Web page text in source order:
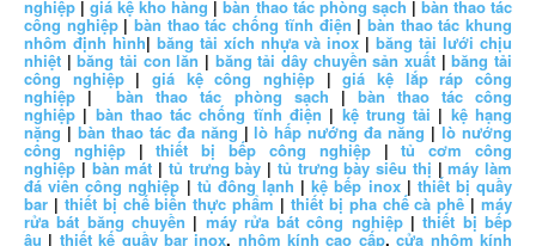
nghiệp |giá kệ kho hàng |bàn thao tác phòng sạch | bàn thao tác
công nghiệp|bàn thao tác chống tĩnh điện | bàn thao tác khung
nhôm định hình| băng tải xích nhựa và inox |băng tải lưới chịu
nhiệt |băng tải con lăn | băng tải dây chuyền sản xuất |băng tải
công nghiệp|giá kệ công nghiệp |giá kệ lắp ráp công
nghiệp |bàn thao tác phòng sạch | bàn thao tác công
nghiệp | bàn thao tác chống tĩnh điện | kệ trung tải | kệ hạng
nặng | bàn thao tác đa năng |lò hấp nướng đa năng |lò nướng
công nghiệp|thiết bị bếp công nghiệp|tủ cơm công
nghiệp | bàn mát | tủ trưng bày | tủ trưng bày siêu thị |máy làm
đá viên công nghiệp | tủ đông lạnh |kệ bếp inox| thiết bị quầy
bar | thiết bị chế biến thực phẩm | thiết bị pha chế cà phê | máy
rửa bát băng chuyền | máy rửa bát công nghiệp|thiết bị bếp
âu | thiết kế quầy bar inox, nhôm kính cao cấp,cửa nhôm kính